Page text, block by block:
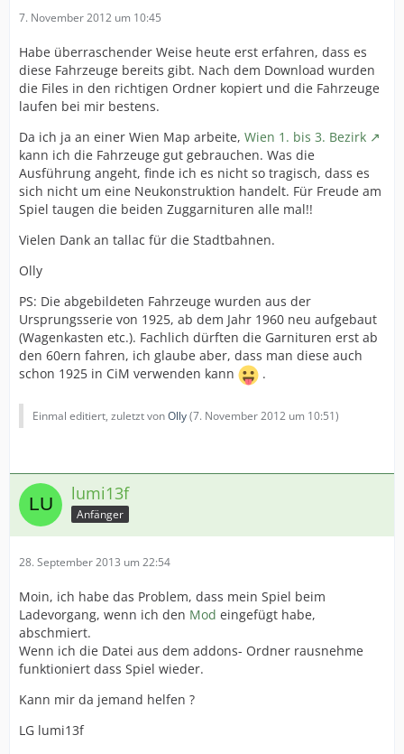
7. November 2012 um 10:45
Habe überraschender Weise heute erst erfahren, dass es
diese Fahrzeuge bereits gibt. Nach dem Download wurden
die Files in den richtigen Ordner kopiert und die Fahrzeuge
laufen bei mir bestens.
Da ich ja an einer Wien Map arbeite, Wien 1. bis 3. Bezirk
kann ich die Fahrzeuge gut gebrauchen. Was die
Ausführung angeht, finde ich es nicht so tragisch, dass es
sich nicht um eine Neukonstruktion handelt. Für Freude am
Spiel taugen die beiden Zuggarnituren alle mal!!
Vielen Dank an tallac für die Stadtbahnen.
Olly
PS: Die abgebildeten Fahrzeuge wurden aus der
Ursprungsserie von 1925, ab dem Jahr 1960 neu aufgebaut
(Wagenkasten etc.). Fachlich dürften die Garnituren erst ab
den 60ern fahren, ich glaube aber, dass man diese auch
schon 1925 in CiM verwenden kann
.
Einmal editiert, zuletzt vonOlly(7. November 2012 um 10:51)
lumi13f
Anfänger
28. September 2013 um 22:54
Moin, ich habe das Problem, dass mein Spiel beim
Ladevorgang, wenn ich den Mod eingefügt habe,
abschmiert.
Wenn ich die Datei aus dem addons- Ordner rausnehme
funktioniert dass Spiel wieder.
Kann mir da jemand helfen ?
LG lumi13f